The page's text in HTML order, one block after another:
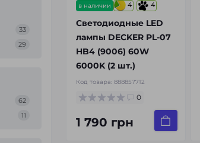
33
29
62
11
в наличии 4 4
Светодиодные LED
лампы DECKER PL-07
HB4 (9006) 60W
6000K (2 шт.)
Код товара: 888857712
0
1 790 грн